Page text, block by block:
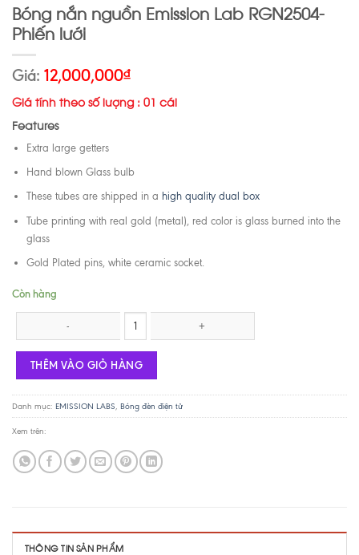
Bóng nắn nguồn Emission Lab RGN2504-
Phiến lưới
Giá: 12,000,000₫
Giá tính theo số lượng : 01 cái
Features
Extra large getters
Hand blown Glass bulb
These tubes are shipped in a high quality dual box
Tube printing with real gold (metal), red color is glass burned into the
glass
Gold Plated pins, white ceramic socket.
Còn hàng
Bóng nắn nguồn Emission Lab RGN2504- Phiến lưới số lượng
THÊM VÀO GIỎ HÀNG
Danh mục: EMISSION LABS, Bóng đèn điện tử
Xem trên:
THÔNG TIN SẢN PHẨM